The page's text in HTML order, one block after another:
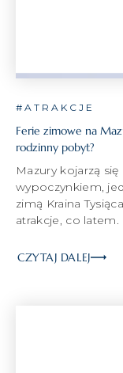
#ATRAKCJE
Ferie zimowe na
rodzinny pobyt?
Mazury kojarzą
wypoczynkiem,
zimą Kraina
atrakcje, co latem.
CZYTAJ DALEJ